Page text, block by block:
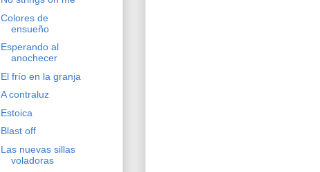
Colores de
ensueño
Esperando al
anochecer
El frío en la granja
A contraluz
Estoica
Blast off
Las nuevas sillas
voladoras